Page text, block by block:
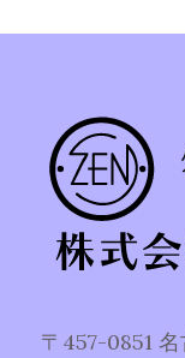
〒457-0851